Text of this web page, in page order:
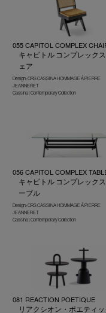
055 CAPITOL COMPLEX
キャピトル コンプレック
ェア
Design : CRS CASSINA HOMMAGE Á PIERRE
JEANNERET
Cassina | Contemporary Collection
056 CAPITOL COMPLEX
キャピトル コンプレック
ーブル
Design : CRS CASSINA HOMMAGE Á PIERRE
JEANNERET
Cassina | Contemporary Collection
081 REACTION POETIQUE
リアクシオン・ポエティッ